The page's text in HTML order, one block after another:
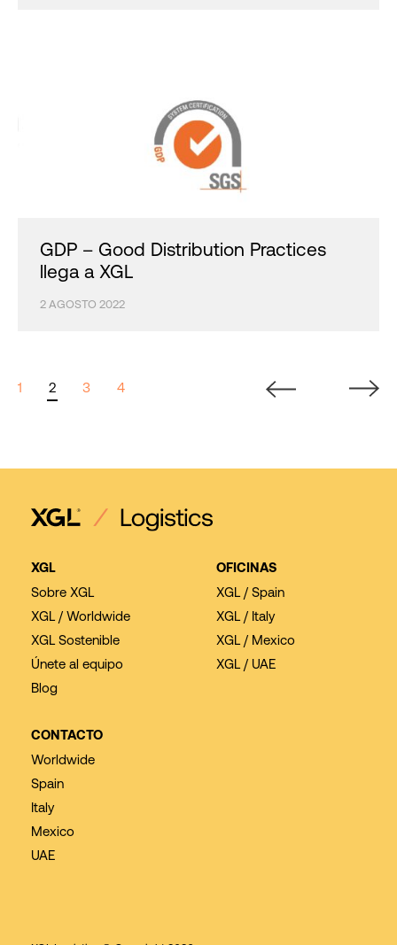
GDP – Good Distribution Practices
llega a XGL
2 AGOSTO 2022
1 2 3 4
XGL
Sobre XGL
XGL / Worldwide
XGL Sostenible
Únete al equipo
Blog
OFICINAS
XGL / Spain
XGL / Italy
XGL / Mexico
XGL / UAE
CONTACTO
Worldwide
Spain
Italy
Mexico
UAE